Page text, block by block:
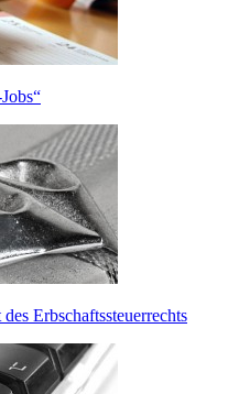
Erbschaftssteuerrechts